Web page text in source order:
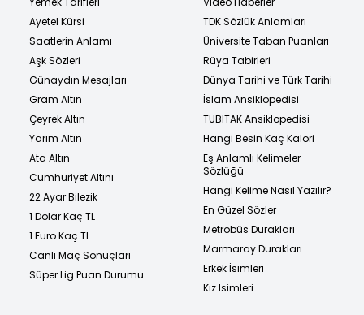
Ayetel Kürsi
Saatlerin Anlamı
Aşk Sözleri
Günaydın Mesajları
Gram Altın
Çeyrek Altın
Yarım Altın
Ata Altın
Cumhuriyet Altını
22 Ayar Bilezik
1 Dolar Kaç TL
1 Euro Kaç TL
Canlı Maç Sonuçları
Süper Lig Puan Durumu
TDK Sözlük Anlamları
Üniversite Taban Puanları
Rüya Tabirleri
Dünya Tarihi ve Türk Tarihi
İslam Ansiklopedisi
TÜBİTAK Ansiklopedisi
Hangi Besin Kaç Kalori
Eş Anlamlı Kelimeler
Sözlüğü
Hangi Kelime Nasıl Yazılır?
En Güzel Sözler
Metrobüs Durakları
Marmaray Durakları
Erkek İsimleri
Kız İsimleri